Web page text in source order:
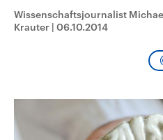
Wahl.
Audio-Archiv
Wissenschaftsjournalist
Krauter | 06.10.2014